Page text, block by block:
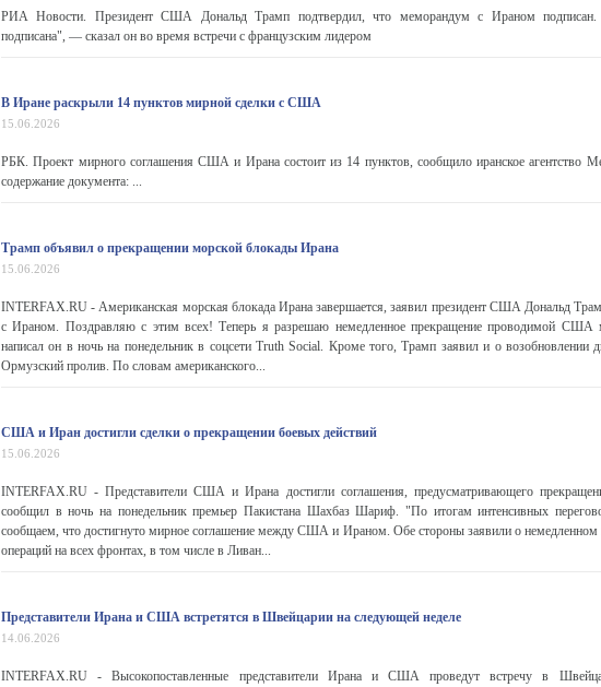
РИА Новости. Президент США Дональд Трамп подтвердил, что меморандум с Ираном подписан.
подписана", — сказал он во время встречи c французским лидером
В Иране раскрыли 14 пунктов мирной сделки с США
15.06.2026
РБК. Проект мирного соглашения США и Ирана состоит из 14 пунктов, сообщило иранское агентство
содержание документа: ...
Трамп объявил о прекращении морской блокады Ирана
15.06.2026
INTERFAX.RU - Американская морская блокада Ирана завершается, заявил президент США Дональд
с Ираном. Поздравляю с этим всех! Теперь я разрешаю немедленное прекращение проводимой США
написал он в ночь на понедельник в соцсети Truth Social. Кроме того, Трамп заявил и о возобновлении
Ормузский пролив. По словам американского...
США и Иран достигли сделки о прекращении боевых действий
15.06.2026
INTERFAX.RU - Представители США и Ирана достигли соглашения, предусматривающего
сообщил в ночь на понедельник премьер Пакистана Шахбаз Шариф. "По итогам интенсивных
сообщаем, что достигнуто мирное соглашение между США и Ираном. Обе стороны заявили о немедленном
операций на всех фронтах, в том числе в Ливан...
Представители Ирана и США встретятся в Швейцарии на следующей неделе
14.06.2026
INTERFAX.RU - Высокопоставленные представители Ирана и США проведут встречу в